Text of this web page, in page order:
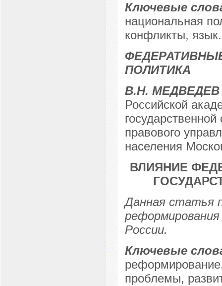
Ключевые
национальная
конфликты, язык.
ПОЛИТИКА
В.Н. МЕДВЕДЕВ
Российской
правового
населения
ВЛИЯНИЕ
Данная статья
России.
Ключевые
проблемы,